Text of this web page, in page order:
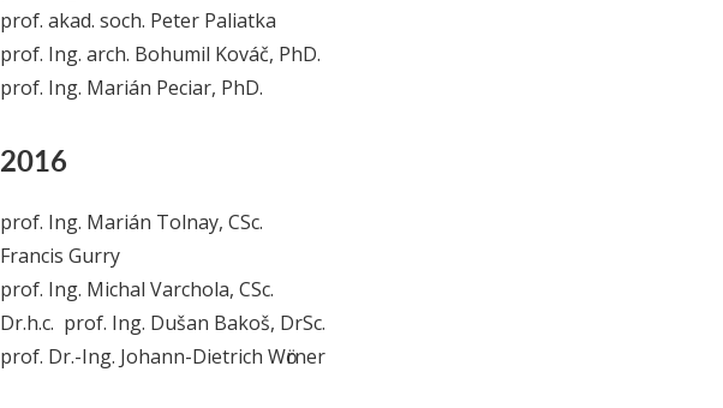
prof. akad. soch. Peter Paliatka
prof. Ing. arch. Bohumil Kováč, PhD.
prof. Ing. Marián Peciar, PhD.
2016
prof. Ing. Marián Tolnay, CSc.
Francis Gurry
prof. Ing. Michal Varchola, CSc.
Dr.h.c. prof. Ing. Dušan Bakoš, DrSc.
prof. Dr.-Ing. Johann-Dietrich Wӧrner